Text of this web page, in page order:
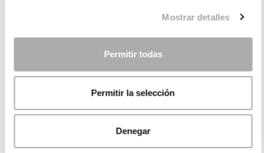
Mostrar detalles
Permitir todas
Permitir la selección
Denegar